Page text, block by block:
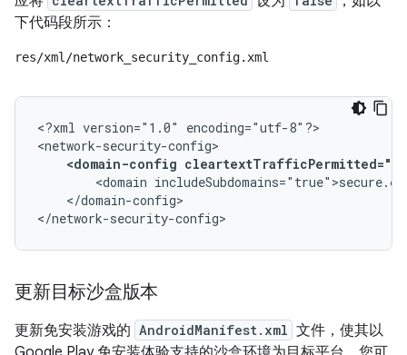
下代码段所示：
res/xml/network_security_config.xml
<?xml version="1.0"
encoding="utf-8"?>
<domain-config
<domain
</domain-config>
</network-security-config>
更新目标沙盒版本
更新免安装游戏的 AndroidManifest.xml 文件，使其以